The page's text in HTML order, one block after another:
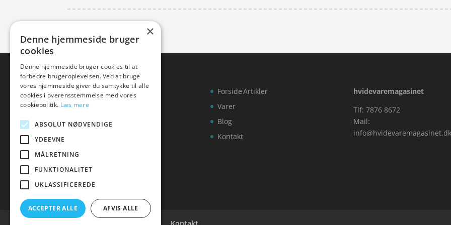
Forside
Varer
Blog
Kontakt
Artikler
hvidevaremagasinet
Tlf: 7876 8672
Mail:
info@hvidevaremagasinet.dk
×
Denne hjemmeside bruger
cookies
Denne hjemmeside bruger cookies til at
forbedre brugeroplevelsen. Ved at bruge
vores hjemmeside giver du samtykke til alle
cookies i overensstemmelse med vores
cookiepolitik. Læs mere
ABSOLUT NØDVENDIGE
YDEEVNE
MÅLRETNING
FUNKTIONALITET
UKLASSIFICEREDE
ACCEPTER ALLE AFVIS ALLE